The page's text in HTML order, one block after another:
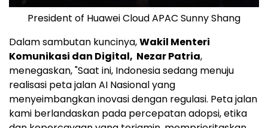
President of Huawei Cloud APAC Sunny Shang
Dalam sambutan kuncinya,Wakil Menteri
Komunikasi dan Digital, Nezar Patria,
menegaskan, "Saat ini, Indonesia sedang menuju
realisasi peta jalan AI Nasional yang
menyeimbangkan inovasi dengan regulasi. Peta jalan
kami berlandaskan pada percepatan adopsi, etika